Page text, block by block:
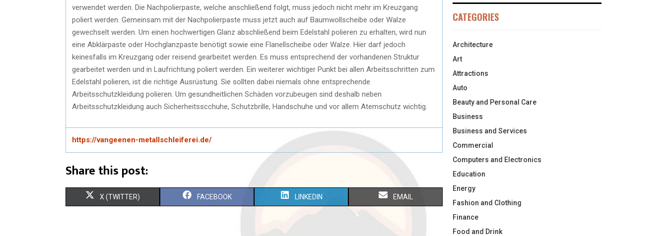
verwendet werden. Die Nachpolierpaste, welche anschließend folgt, muss jedoch nicht mehr im Kreuzgang
poliert werden. Gemeinsam mit der Nachpolierpaste muss jetzt auch auf Baumwollscheibe oder Walze
gewechselt werden. Um einen hochwertigen Glanz abschließend beim Edelstahl polieren zu erhalten, wird nun
eine Abklärpaste oder Hochglanzpaste benötigt sowie eine Flanellscheibe oder Walze. Hier darf jedoch
keinesfalls im Kreuzgang oder reisend gearbeitet werden. Es muss entsprechend der vorhandenen Struktur
gearbeitet werden und in Laufrichtung poliert werden. Ein weiterer wichtiger Punkt bei allen Arbeitsschritten zum
Edelstahl polieren, ist die richtige Ausrüstung. Sie sollten dabei niemals ohne entsprechende
Arbeitsschutzkleidung polieren. Um gesundheitlichen Schäden vorzubeugen sind deshalb neben
Arbeitsschutzkleidung auch Sicherheitsscchuhe, Schutzbrille, Handschuhe und vor allem Atemschutz wichtig.
https://vangeenen-metallschleiferei.de/
Share this post:
S
X (TWITTER) S
FACEBOOK S
LINKEDIN S
EMAIL
CATEGORIES
Architecture
Art
Attractions
Auto
Beauty and Personal Care
Business
Business and Services
Commercial
Computers and Electronics
Education
Energy
Fashion and Clothing
Finance
Food and Drink